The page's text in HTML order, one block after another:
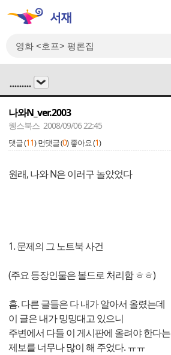
.........
나와N_ver.2003
웽스북스 2008/09/06 22:45
댓글 (11) 먼댓글 (0) 좋아요 (1)
원래, 나와 N은 이러구 놀았었다
1. 문제의 그 노트북 사건
(주요 등장인물은 볼드로 처리함 ㅎㅎ)
흠. 다른 글들은 다 내가 알아서 올렸는데
이 글은 내가 밍밍대고 있으니
주변에서 다들 이 게시판에 올려야 한다는
제보를 너무나 많이 해 주었다. ㅠㅠ